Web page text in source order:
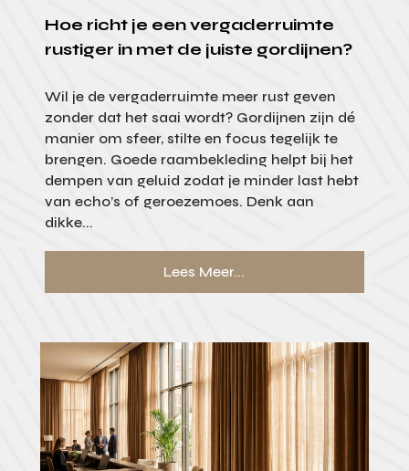
Hoe richt je een vergaderruimte
rustiger in met de juiste gordijnen?
Wil je de vergaderruimte meer rust geven
zonder dat het saai wordt? Gordijnen zijn dé
manier om sfeer, stilte en focus tegelijk te
brengen. Goede raambekleding helpt bij het
dempen van geluid zodat je minder last hebt
van echo’s of geroezemoes. Denk aan
dikke...
Lees Meer...